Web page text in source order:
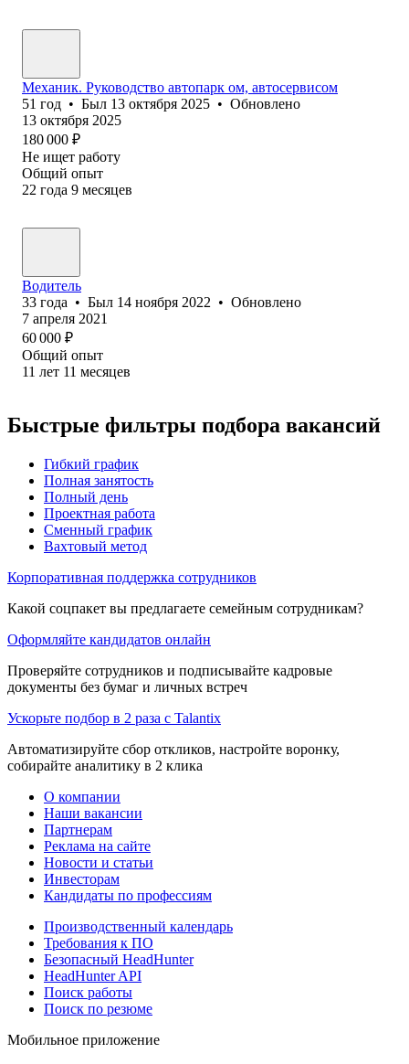
Механик. Руководство автопарк ом, автосервисом
51 год • Был 13 октября 2025 • Обновлено
13 октября 2025
180 000 ₽
Не ищет работу
Общий опыт
22 года 9 месяцев
Водитель
33 года • Был 14 ноября 2022 • Обновлено
7 апреля 2021
60 000 ₽
Общий опыт
11 лет 11 месяцев
Быстрые фильтры подбора вакансий
Гибкий график
Полная занятость
Полный день
Проектная работа
Сменный график
Вахтовый метод
Корпоративная поддержка сотрудников
Какой соцпакет вы предлагаете семейным сотрудникам?
Оформляйте кандидатов онлайн
Проверяйте сотрудников и подписывайте кадровые
документы без бумаг и личных встреч
Ускорьте подбор в 2 раза с Talantix
Автоматизируйте сбор откликов, настройте воронку,
собирайте аналитику в 2 клика
О компании
Наши вакансии
Партнерам
Реклама на сайте
Новости и статьи
Инвесторам
Кандидаты по профессиям
Производственный календарь
Требования к ПО
Безопасный HeadHunter
HeadHunter API
Поиск работы
Поиск по резюме
Мобильное приложение